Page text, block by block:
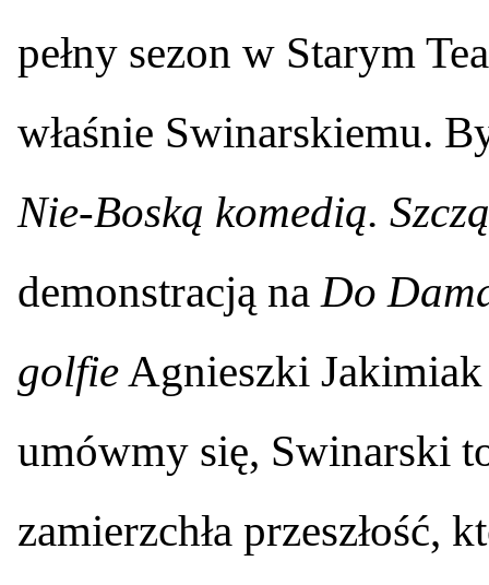
pełny sezon w Starym
właśnie Swinarskiemu.
Nie-Boską komedią.
demonstracją naDo
golfieAgnieszki
umówmy się, Swinarski
zamierzchła przeszłość,